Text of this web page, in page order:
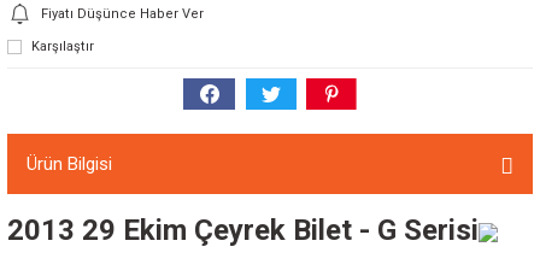
Fiyatı Düşünce Haber Ver
Karşılaştır
Ürün Bilgisi
2013 29 Ekim Çeyrek Bilet - G Serisi